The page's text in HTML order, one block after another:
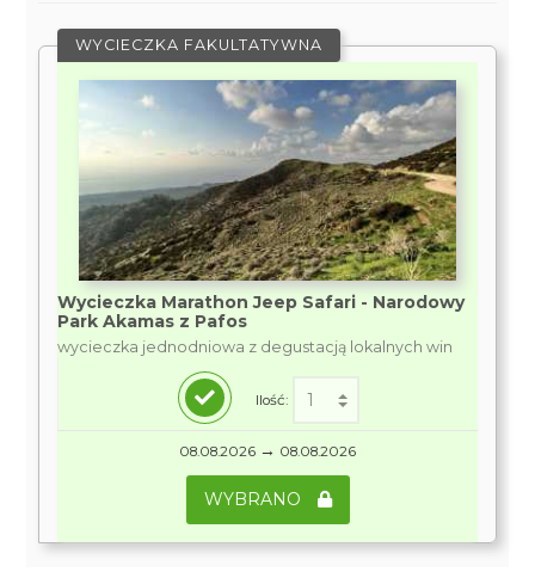
WYCIECZKA FAKULTATYWNA
Wycieczka Marathon Jeep Safari - Narodowy
Park Akamas z Pafos
wycieczka jednodniowa z degustacją lokalnych win
Ilość:
08.08.2026 → 08.08.2026
WYBRANO